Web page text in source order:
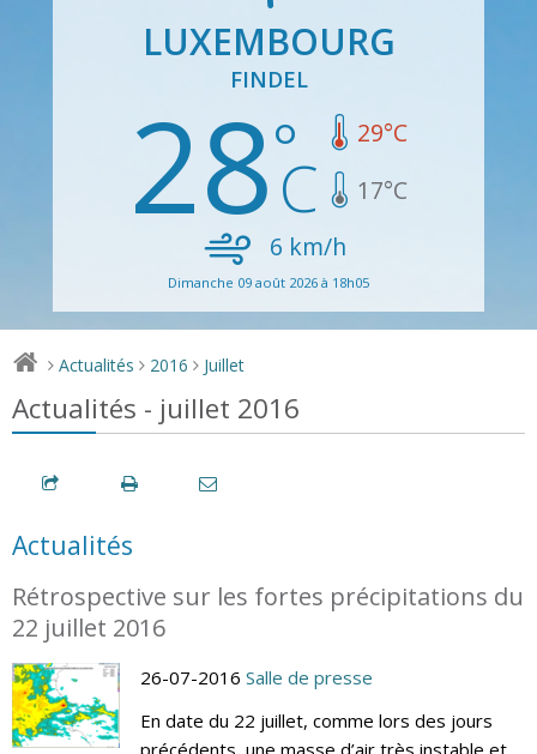
LUXEMBOURG
FINDEL
28 29°C
17°C
6 km/h
Dimanche 09 août 2026 à 18h05
> Actualités > 2016 > Juillet
Actualités - juillet 2016
Actualités
Rétrospective sur les fortes précipitations du
22 juillet 2016
26-07-2016 Salle de presse
En date du 22 juillet, comme lors des jours
précédents, une masse d’air très instable et